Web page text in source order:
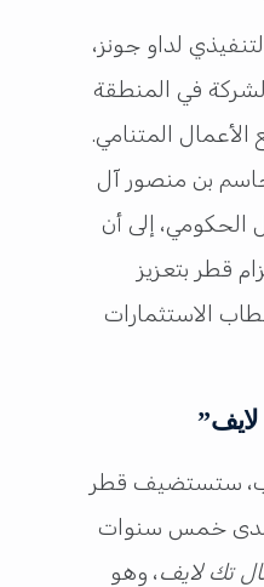
لداو جونز،
في المنطقة
المتنامي.
بن منصور آل
الحكومي، إلى أن
قطر بتعزيز
الاستثمارات
ستستضيف قطر
وعلى مدى خمس سنوات
تك لايف، وهو